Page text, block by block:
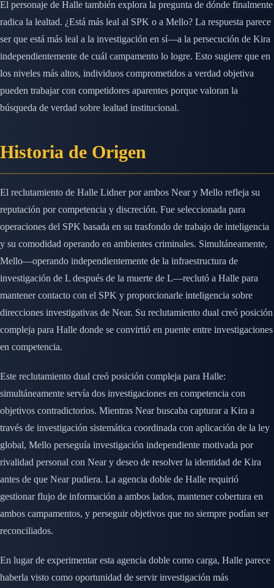
El personaje de Halle también explora la pregunta de dónde finalmente
radica la lealtad. ¿Está más leal al SPK o a Mello? La respuesta parece
ser que está más leal a la investigación en sí—a la persecución de Kira
independientemente de cuál campamento lo logre. Esto sugiere que en
los niveles más altos, individuos comprometidos a verdad objetiva
pueden trabajar con competidores aparentes porque valoran la
búsqueda de verdad sobre lealtad institucional.
Historia de Origen
El reclutamiento de Halle Lidner por ambos Near y Mello refleja su
reputación por competencia y discreción. Fue seleccionada para
operaciones del SPK basada en su trasfondo de trabajo de inteligencia
y su comodidad operando en ambientes criminales. Simultáneamente,
Mello—operando independientemente de la infraestructura de
investigación de L después de la muerte de L—reclutó a Halle para
mantener contacto con el SPK y proporcionarle inteligencia sobre
direcciones investigativas de Near. Su reclutamiento dual creó posición
compleja para Halle donde se convirtió en puente entre investigaciones
en competencia.
Este reclutamiento dual creó posición compleja para Halle:
simultáneamente servía dos investigaciones en competencia con
objetivos contradictorios. Mientras Near buscaba capturar a Kira a
través de investigación sistemática coordinada con aplicación de la ley
global, Mello perseguía investigación independiente motivada por
rivalidad personal con Near y deseo de resolver la identidad de Kira
antes de que Near pudiera. La agencia doble de Halle requirió
gestionar flujo de información a ambos lados, mantener cobertura en
ambos campamentos, y perseguir objetivos que no siempre podían ser
reconciliados.
En lugar de experimentar esta agencia doble como carga, Halle parece
haberla visto como oportunidad de servir investigación más